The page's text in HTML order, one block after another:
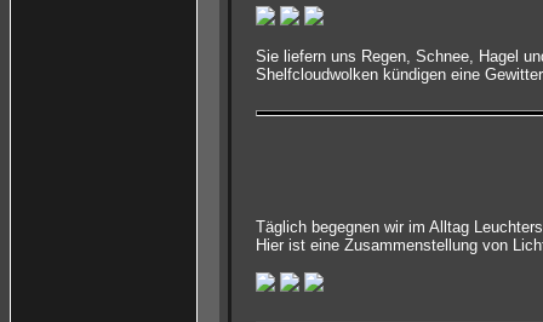
Sie liefern uns Regen, Schnee, Hagel
Shelfcloudwolken kündigen eine
Täglich begegnen wir im Alltag
Hier ist eine Zusammenstellung von